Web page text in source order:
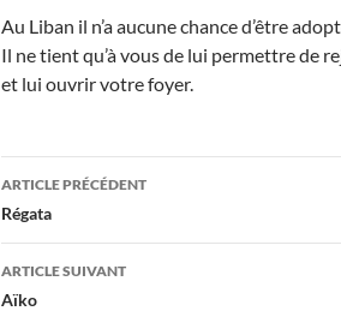
Au Liban il n’a aucune chance d’être
Il ne tient qu’à vous de lui permettre de
et lui ouvrir votre foyer.
Navigation
des
articles
ARTICLE PRÉCÉDENT
Régata
ARTICLE SUIVANT
Aïko